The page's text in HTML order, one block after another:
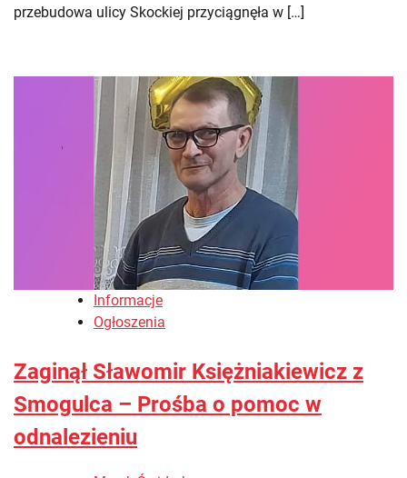
przebudowa ulicy Skockiej przyciągnęła w […]
Informacje
Ogłoszenia
Zaginął Sławomir Księżniakiewicz z
Smogulca – Prośba o pomoc w
odnalezieniu